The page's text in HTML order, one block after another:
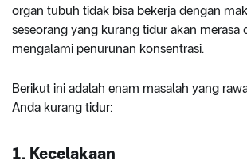
organ tubuh tidak bisa bekerja dengan
seseorang yang kurang tidur akan merasa
mengalami penurunan konsentrasi.
Berikut ini adalah enam masalah yang
Anda kurang tidur:
1. Kecelakaan